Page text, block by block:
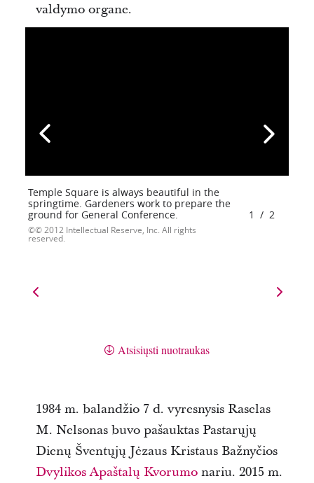
valdymo organe.
Temple Square is always beautiful in the
springtime. Gardeners work to prepare the
ground for General Conference.
© 2012 Intellectual Reserve, Inc. All rights
reserved.
1 / 2
Atsisiųsti nuotraukas
1984 m. balandžio 7 d. vyresnysis Raselas
M. Nelsonas buvo pašauktas Pastarųjų
Dienų Šventųjų Jėzaus Kristaus Bažnyčios
Dvylikos Apaštalų Kvorumonariu. 2015 m.